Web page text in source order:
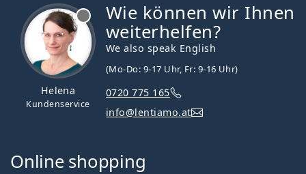
Helena
Kundenservice
Wie können wir Ihnen
weiterhelfen?
We also speak English
(Mo-Do: 9-17 Uhr, Fr: 9-16 Uhr)
0720 775 165
info@lentiamo.at
Online shopping